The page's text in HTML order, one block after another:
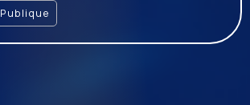
Publique